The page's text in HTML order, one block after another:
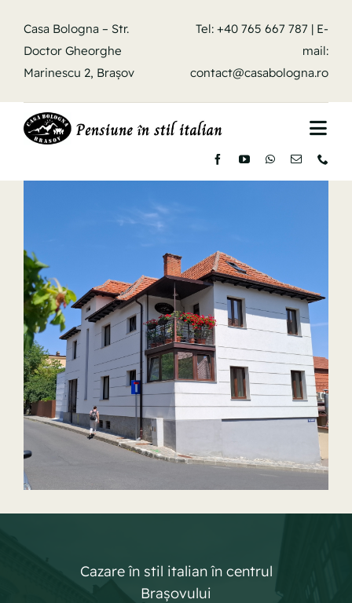
content
Casa Bologna – Str.
Doctor Gheorghe
Marinescu 2, Brașov
Tel: +40 765 667 787 | E-
mail:
contact@casabologna.ro
Ghid Turistic
Contact
Cazare în stil italian în centrul
Brașovului